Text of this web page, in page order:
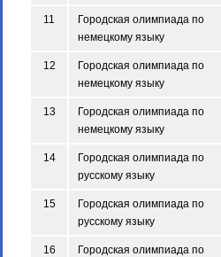
11
Городская олимпиада по
немецкому языку
12
Городская олимпиада по
немецкому языку
13
Городская олимпиада по
немецкому языку
14
Городская олимпиада по
русскому языку
15
Городская олимпиада по
русскому языку
16
Городская олимпиада по